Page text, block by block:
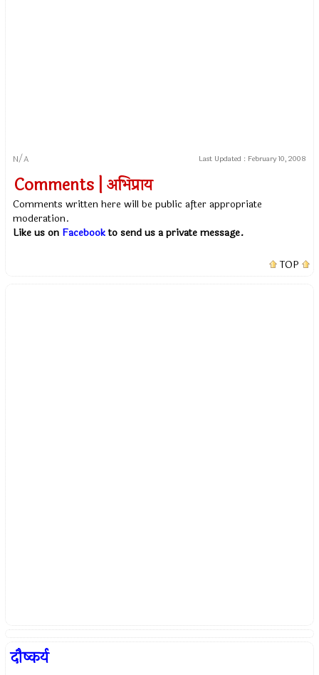
N/A Last Updated : February 10, 2008
Comments | अभिप्राय
Comments written here will be public after appropriate
moderation.
Like us on Facebookto send us a private message.
TOP
दौष्कर्य